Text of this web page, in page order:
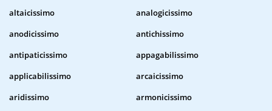
altaicissimo
analogicissimo
anodicissimo
antichissimo
antipaticissimo
appagabilissimo
applicabilissimo
arcaicissimo
aridissimo
armonicissimo